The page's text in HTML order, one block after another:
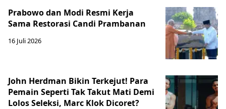
Prabowo dan Modi Resmi Kerja
Sama Restorasi Candi Prambanan
16 Juli 2026
John Herdman Bikin Terkejut! Para
Pemain Seperti Tak Takut Mati Demi
Lolos Seleksi, Marc Klok Dicoret?